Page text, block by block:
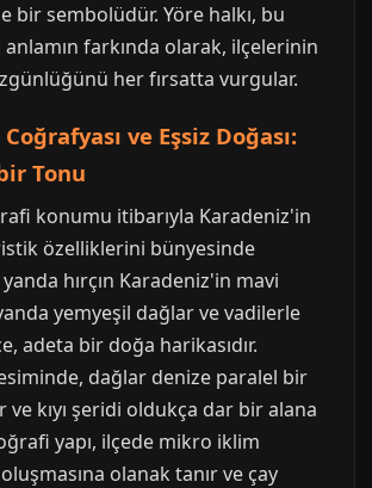
bir sembolüdür. Yöre halkı, bu
anlamın farkında olarak, ilçelerinin
her fırsatta vurgular.
ve Eşsiz Doğası:
Tonu
konumu itibarıyla Karadeniz'in
özelliklerini bünyesinde
yanda hırçın Karadeniz'in mavi
yemyeşil dağlar ve vadilerle
adeta bir doğa harikasıdır.
dağlar denize paralel bir
ve kıyı şeridi oldukça dar bir alana
yapı, ilçede mikro iklim
olanak tanır ve çay